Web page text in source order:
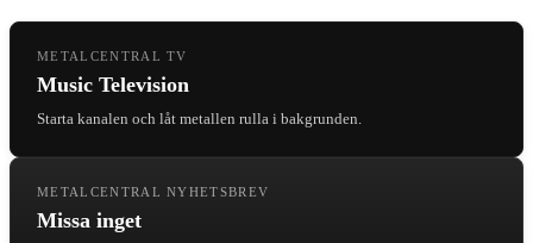
METALCENTRAL TV
Music Television
Starta kanalen och låt metallen rulla i bakgrunden.
METALCENTRAL NYHETSBREV
Missa inget